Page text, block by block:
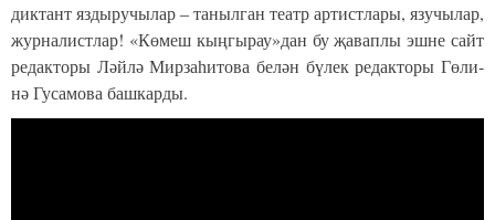
дик­тант яз­ды­ру­чы­лар – та­ныл­ган те­атр ар­тист­ла­ры, язу­чы­лар,
жур­на­лист­лар! «Кө­меш кың­гы­рау»­дан бу җа­вап­лы эш­не сайт
ре­дак­то­ры Ләй­лә Мир­за­һи­то­ва бе­лән бү­лек ре­дак­то­ры Гө­ли­
нә Гу­са­мо­ва баш­ка­рды.